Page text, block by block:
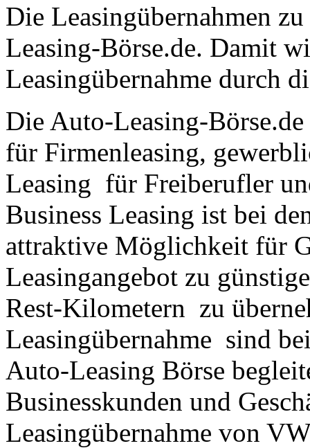
Die Leasingübernahmen
Leasing-Börse.de. Damit
Leasingübernahme durch
Die Auto-Leasing-
für Firmenleasing,
Leasing für Freiberufler
Business Leasing ist bei
attraktive Möglichkeit für
Leasingangebot zu
Rest-Kilometern zu
Leasingübernahme sind
Auto-Leasing Börse
Businesskunden und
Leasingübernahme von